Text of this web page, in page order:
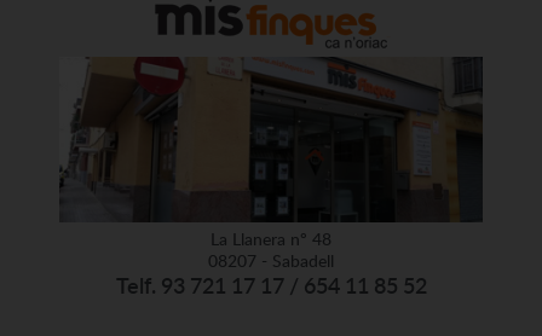
La Llanera nº 48
08207 - Sabadell
Telf. 93 721 17 17 / 654 11 85 52